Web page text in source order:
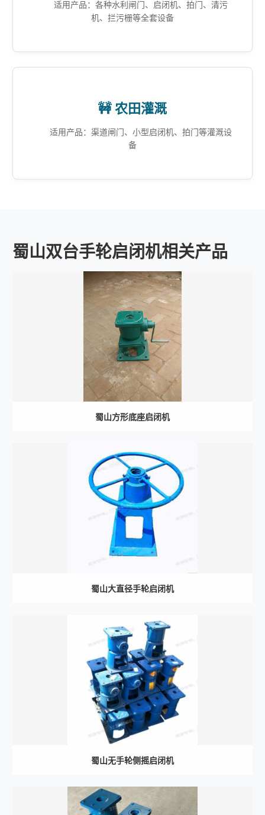
适用产品：各种水利闸门、启闭机、拍门、清污
机、拦污栅等全套设备
🚧 农田灌溉
适用产品：渠道闸门、小型启闭机、拍门等灌溉设
备
蜀山双台手轮启闭机相关产品
蜀山方形底座启闭机
蜀山大直径手轮启闭机
蜀山无手轮侧摇启闭机